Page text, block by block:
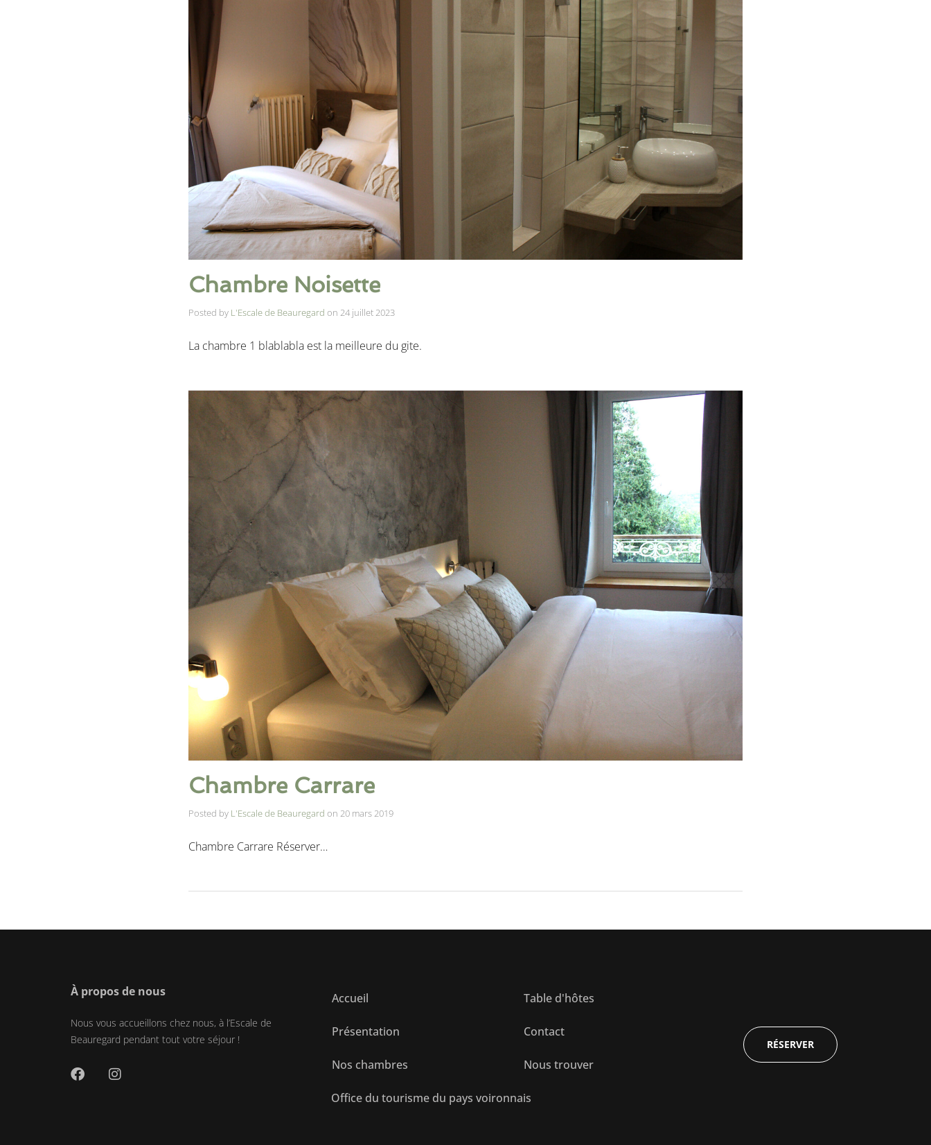
Chambre Noisette
Posted by L'Escale de Beauregard on 24 juillet 2023
La chambre 1 blablabla est la meilleure du gite.
Chambre Carrare
Posted by L'Escale de Beauregard on 20 mars 2019
Chambre Carrare Réserver…
À propos de nous
Nous vous accueillons chez nous, à l’Escale de
Beauregard pendant tout votre séjour !
Accueil
Présentation
Nos chambres
Table d'hôtes
Contact
Nous trouver
Office du tourisme du pays voironnais
RÉSERVER